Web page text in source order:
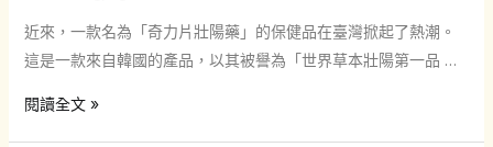
真
實
受
大
藥
的
實
近來，一款名為「奇力片壯陽藥」的保健品在臺灣掀起了熱潮。
這是一款來自韓國的產品，以其被譽為「世界草本壯陽第一品 …
奇
閱讀全文 »